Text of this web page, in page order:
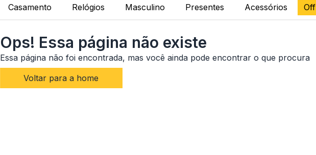
Casamento Relógios Masculino Presentes Acessórios
Off
Ops! Essa página não existe
Essa página não foi encontrada, mas você ainda pode encontrar o que procura
Voltar para a home